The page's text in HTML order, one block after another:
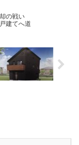
の戦い
建てへ道